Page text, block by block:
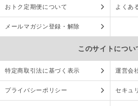
おトク定期便について よくあ
メールマガジン登録・解除
このサイトについ
特定商取引法に基づく表示 運営会
プライバシーポリシー セキュ